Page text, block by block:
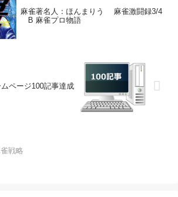
麻雀著名人：ほんまりう 麻雀激闘録3/4
B 麻雀プロ物語
ページ100記事達成
戦略